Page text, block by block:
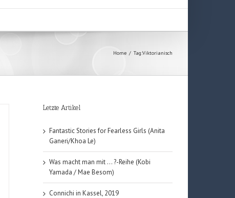
Home / Tag:Viktorianisch
Letzte Artikel
Fantastic Stories for Fearless Girls (Anita
Ganeri/Khoa Le)
Was macht man mit … ?-Reihe (Kobi
Yamada / Mae Besom)
Connichi in Kassel, 2019